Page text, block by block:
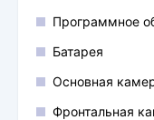
Программное
Батарея
Основная
Фронтальная